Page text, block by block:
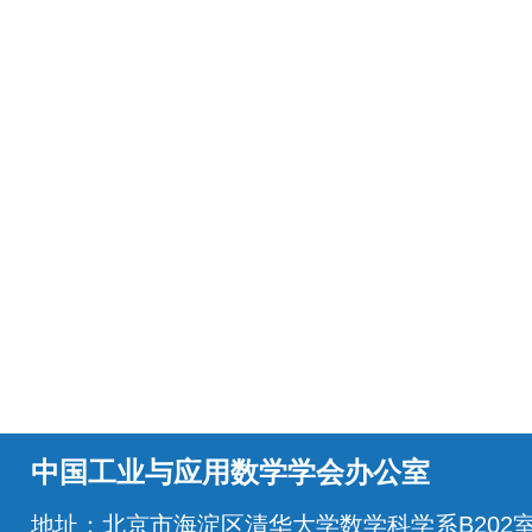
中国工业与应用数学学会办公室
地址：北京市海淀区清华大学数学科学系B202